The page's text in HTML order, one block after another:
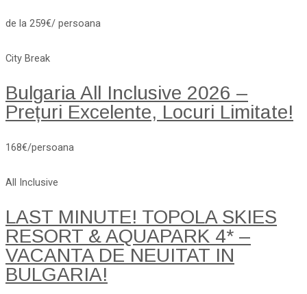
de la 259€/ persoana
City Break
Bulgaria All Inclusive 2026 –
Prețuri Excelente, Locuri Limitate!
168€/persoana
All Inclusive
LAST MINUTE! TOPOLA SKIES
RESORT & AQUAPARK 4* –
VACANTA DE NEUITAT IN
BULGARIA!